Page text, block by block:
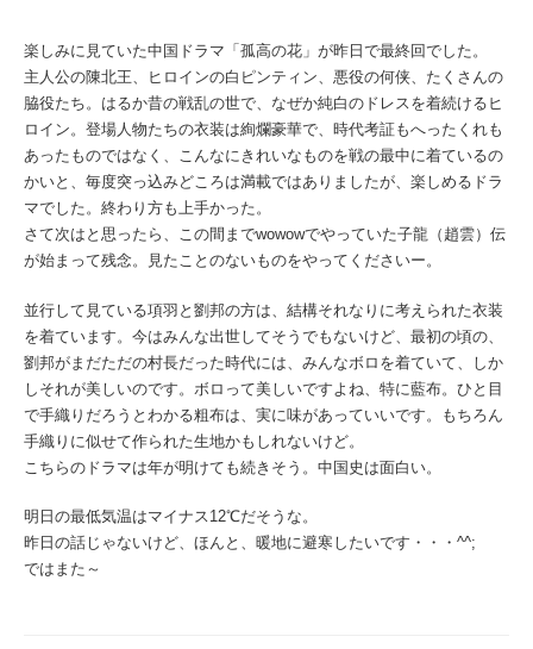
楽しみに見ていた中国ドラマ「孤高の花」が昨日で最終回でした。
主人公の陳北王、ヒロインの白ピンティン、悪役の何侠、たくさんの
脇役たち。はるか昔の戦乱の世で、なぜか純白のドレスを着続けるヒ
ロイン。登場人物たちの衣装は絢爛豪華で、時代考証もへったくれも
あったものではなく、こんなにきれいなものを戦の最中に着ているの
かいと、毎度突っ込みどころは満載ではありましたが、楽しめるドラ
マでした。終わり方も上手かった。
さて次はと思ったら、この間までwowowでやっていた子龍（趙雲）伝
が始まって残念。見たことのないものをやってくださいー。
並行して見ている項羽と劉邦の方は、結構それなりに考えられた衣装
を着ています。今はみんな出世してそうでもないけど、最初の頃の、
劉邦がまだただの村長だった時代には、みんなボロを着ていて、しか
しそれが美しいのです。ボロって美しいですよね、特に藍布。ひと目
で手織りだろうとわかる粗布は、実に味があっていいです。もちろん
手織りに似せて作られた生地かもしれないけど。
こちらのドラマは年が明けても続きそう。中国史は面白い。
明日の最低気温はマイナス12℃だそうな。
昨日の話じゃないけど、ほんと、暖地に避寒したいです・・・^^;
ではまた～